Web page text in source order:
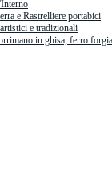
e Rastrelliere portabici
e tradizionali
in ghisa, ferro